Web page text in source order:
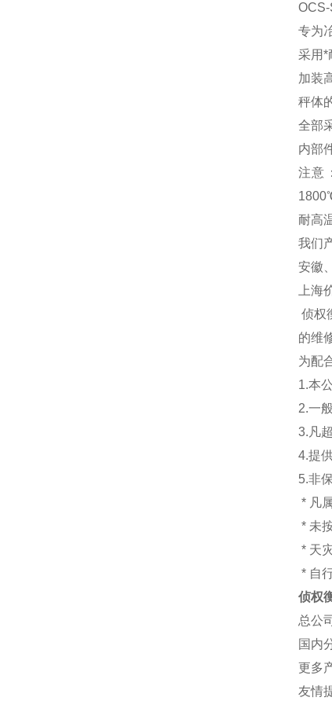
OCS-
专为
采用*
加装
秤体
全部
内部
注意
耐高
我们
安徽
上海
侦权
的维
为配
1.本
2.一
3.凡
4.提
5.非
* 凡
* 未
* 天
* 自
侦权
总公司
国内
更多
友情